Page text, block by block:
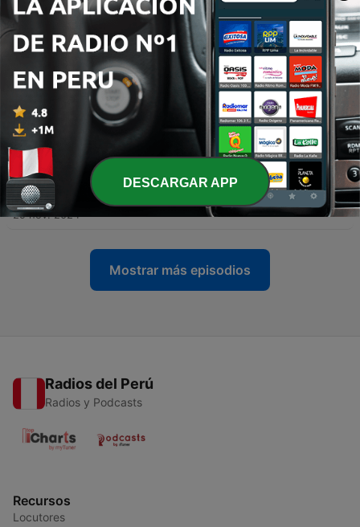
31 ene. 2025
8 - Ep 7 ¿Cuál es tu verdad?
7 - Ep 6 ¿Qué es integridad para ti?
17 ene. 2025
06 dic. 2024
5 - Ep #4 Mujer y Maternidad
29 nov. 2024
Mostrar más episodios
Radios del Perú
Radios y Podcasts
Recursos
Locutores
DESCARGAR APP